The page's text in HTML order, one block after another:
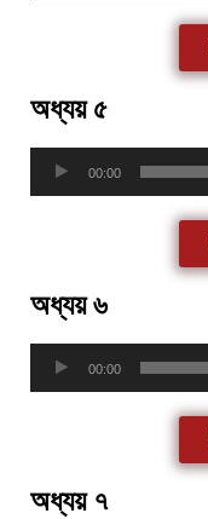
অধ্যয় ৫
00:00
অধ্যয় ৬
00:00
অধ্যয় ৭